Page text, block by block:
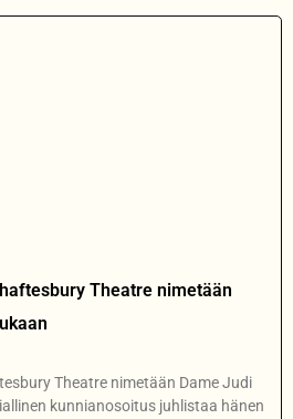
Theatre nimetään
Theatre nimetään Dame Judi
kunnianosoitus juhlistaa hänen